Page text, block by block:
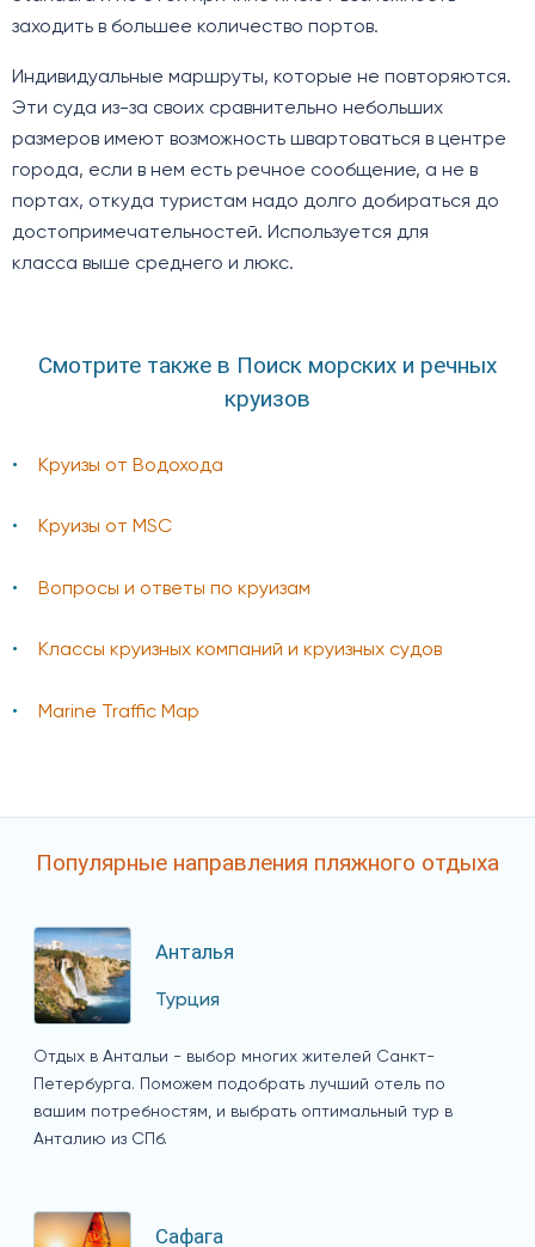
заходить в большее количество портов.
Индивидуальные маршруты, которые не повторяются.
Эти суда из-за своих сравнительно небольших
размеров имеют возможность швартоваться в центре
города, если в нем есть речное сообщение, а не в
портах, откуда туристам надо долго добираться до
достопримечательностей. Используется для
класса выше среднего и люкс.
Смотрите также в Поиск морских и речных
круизов
Круизы от Водохода
Круизы от MSC
Вопросы и ответы по круизам
Классы круизных компаний и круизных судов
Marine Traffic Map
Популярные направления пляжного отдыха
Анталья
Турция
Отдых в Антальи - выбор многих жителей Санкт-
Петербурга. Поможем подобрать лучший отель по
вашим потребностям, и выбрать оптимальный тур в
Анталию из СПб.
Сафага